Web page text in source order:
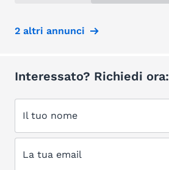
2 altri annunci
Interessato? Richiedi ora:
Il tuo nome
La tua email